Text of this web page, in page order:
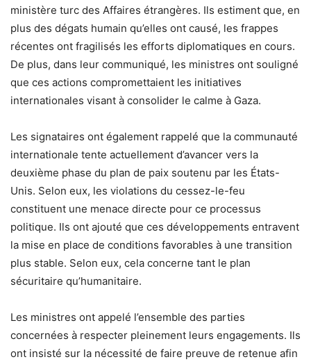
ministère turc des Affaires étrangères. Ils estiment que, en
plus des dégats humain qu’elles ont causé, les frappes
récentes ont fragilisés les efforts diplomatiques en cours.
De plus, dans leur communiqué, les ministres ont souligné
que ces actions compromettaient les initiatives
internationales visant à consolider le calme à Gaza.
Les signataires ont également rappelé que la communauté
internationale tente actuellement d’avancer vers la
deuxième phase du plan de paix soutenu par les États-
Unis. Selon eux, les violations du cessez-le-feu
constituent une menace directe pour ce processus
politique. Ils ont ajouté que ces développements entravent
la mise en place de conditions favorables à une transition
plus stable. Selon eux, cela concerne tant le plan
sécuritaire qu’humanitaire.
Les ministres ont appelé l’ensemble des parties
concernées à respecter pleinement leurs engagements. Ils
ont insisté sur la nécessité de faire preuve de retenue afin